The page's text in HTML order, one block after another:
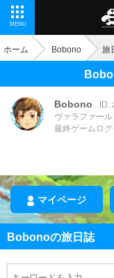
MENU
ホーム Bobono 旅
Bobono
ID:
ヴァラファール
最終ゲームロ
マイページ
Bobonoの旅日誌